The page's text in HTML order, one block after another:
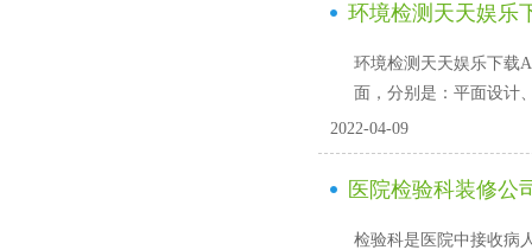
环境检测天天娱乐
环境检测天天娱乐下载
面，分别是：平面
2022-04-09
医院检验科装修公
检验科是医院中接收病人